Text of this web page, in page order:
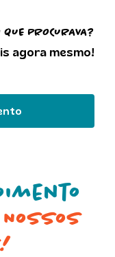
QUE PROCURAVA?
agora mesmo!
Nossos